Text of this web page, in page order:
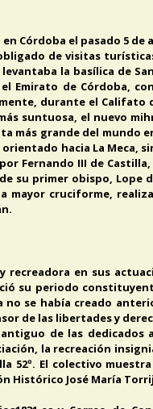
Córdoba el pasado 5
de visitas
la basílica de
de Córdoba,
durante el Califato
suntuosa, el nuevo
más grande del mundo
hacia La Meca,
Fernando III de
su primer obispo, Lope
cruciforme,
en sus
su periodo
se había creado
de las libertades y
de las
la recreación
El colectivo
Histórico José María